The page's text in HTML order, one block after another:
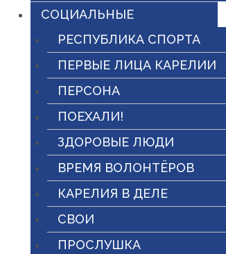
СОЦИАЛЬНЫЕ
РЕСПУБЛИКА СПОРТА
ПЕРВЫЕ ЛИЦА КАРЕЛИИ
ПЕРСОНА
ПОЕХАЛИ!
ЗДОРОВЫЕ ЛЮДИ
ВРЕМЯ ВОЛОНТЁРОВ
КАРЕЛИЯ В ДЕЛЕ
СВОИ
ПРОСЛУШКА